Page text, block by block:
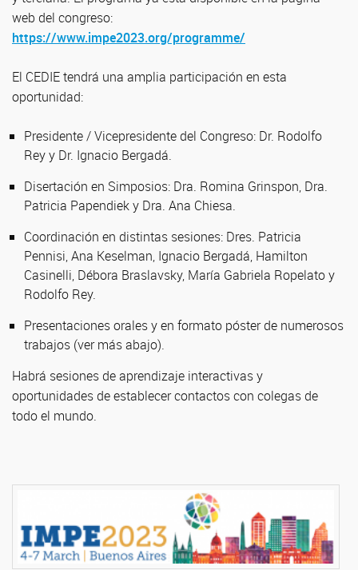
web del congreso:
https://www.impe2023.org/programme/
El CEDIE tendrá una amplia participación en esta
oportunidad:
Presidente / Vicepresidente del Congreso: Dr. Rodolfo
Rey y Dr. Ignacio Bergadá.
Disertación en Simposios: Dra. Romina Grinspon, Dra.
Patricia Papendiek y Dra. Ana Chiesa.
Coordinación en distintas sesiones: Dres. Patricia
Pennisi, Ana Keselman, Ignacio Bergadá, Hamilton
Casinelli, Débora Braslavsky, María Gabriela Ropelato y
Rodolfo Rey.
Presentaciones orales y en formato póster de numerosos
trabajos (ver más abajo).
Habrá sesiones de aprendizaje interactivas y
oportunidades de establecer contactos con colegas de
todo el mundo.